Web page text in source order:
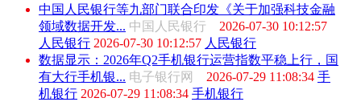
中国人民银行等九部门联合印发《关于加强科技金融
领域数据开发... 中国人民银行 2026-07-30 10:12:57
人民银行 2026-07-30 10:12:57 人民银行
数据显示：2026年Q2手机银行运营指数平稳上行，国
有大行手机银... 电子银行网 2026-07-29 11:08:34 手
机银行 2026-07-29 11:08:34 手机银行